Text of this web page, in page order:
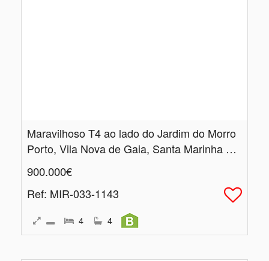
Maravilhoso T4 ao lado do Jardim do Morro
Porto, Vila Nova de Gaia, Santa Marinha e São Pedro da Afurada
900.000€
Ref: MIR-033-1143
4 4